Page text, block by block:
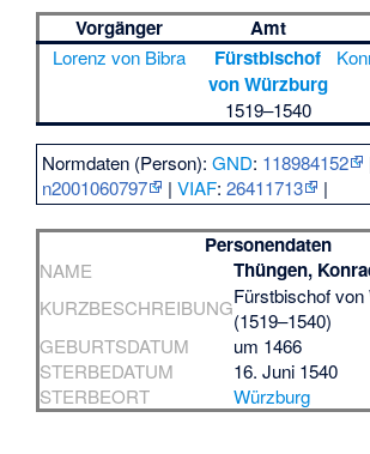
Vorgänger Amt
Lorenz von Bibra
Fürstbischof
von Würzburg
1519–1540
Normdaten (Person):GND: 118984152
n2001060797
|VIAF:26411713 |
Personendaten
NAME Thüngen,
KURZBESCHREIBUNGFürstbischof von
(1519–1540)
GEBURTSDATUM
um 1466
STERBEDATUM
16. Juni 1540
STERBEORT
Würzburg